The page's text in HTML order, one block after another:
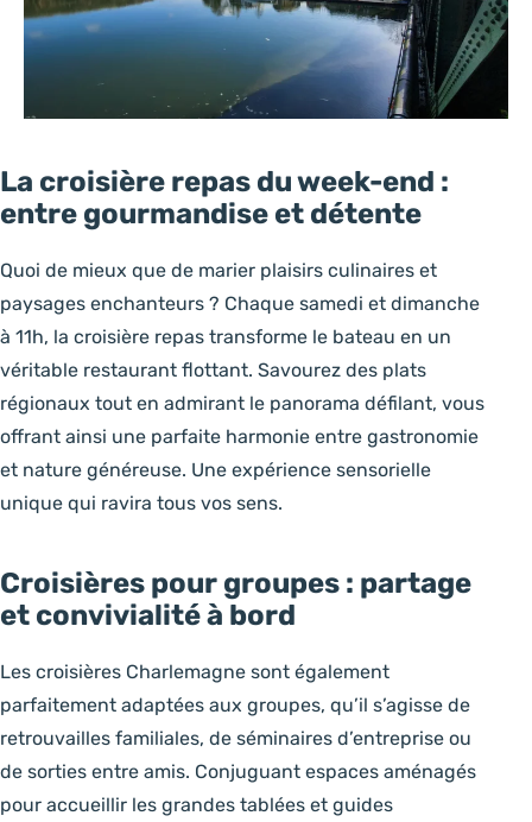
La croisière repas du week-end :
entre gourmandise et détente
Quoi de mieux que de marier plaisirs culinaires et
paysages enchanteurs ? Chaque samedi et dimanche
à 11h, la croisière repas transforme le bateau en un
véritable restaurant flottant. Savourez des plats
régionaux tout en admirant le panorama défilant, vous
offrant ainsi une parfaite harmonie entre gastronomie
et nature généreuse. Une expérience sensorielle
unique qui ravira tous vos sens.
Croisières pour groupes : partage
et convivialité à bord
Les croisières Charlemagne sont également
parfaitement adaptées aux groupes, qu’il s’agisse de
retrouvailles familiales, de séminaires d’entreprise ou
de sorties entre amis. Conjuguant espaces aménagés
pour accueillir les grandes tablées et guides